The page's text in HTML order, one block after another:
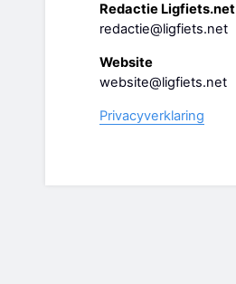
Redactie Ligfiets.net
redactie@ligfiets.net
Website
website@ligfiets.net
Privacyverklaring